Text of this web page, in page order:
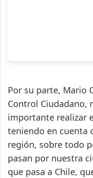
Por su parte, Mario
Control Ciudadano,
importante realizar
teniendo en cuenta
región, sobre todo
pasan por nuestra
que pasa a Chile,